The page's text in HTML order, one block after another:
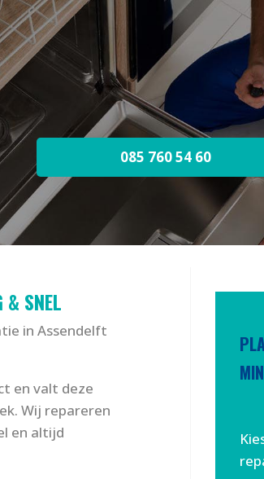
085 760 54 60
& SNEL
in Assendelft
en valt deze
Wij repareren
en altijd